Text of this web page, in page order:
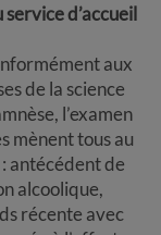
d’accueil
aux
de la science
l’examen
mènent tous au
antécédent de
alcoolique,
récente avec